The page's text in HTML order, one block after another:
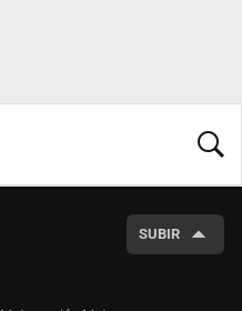
SUBIR